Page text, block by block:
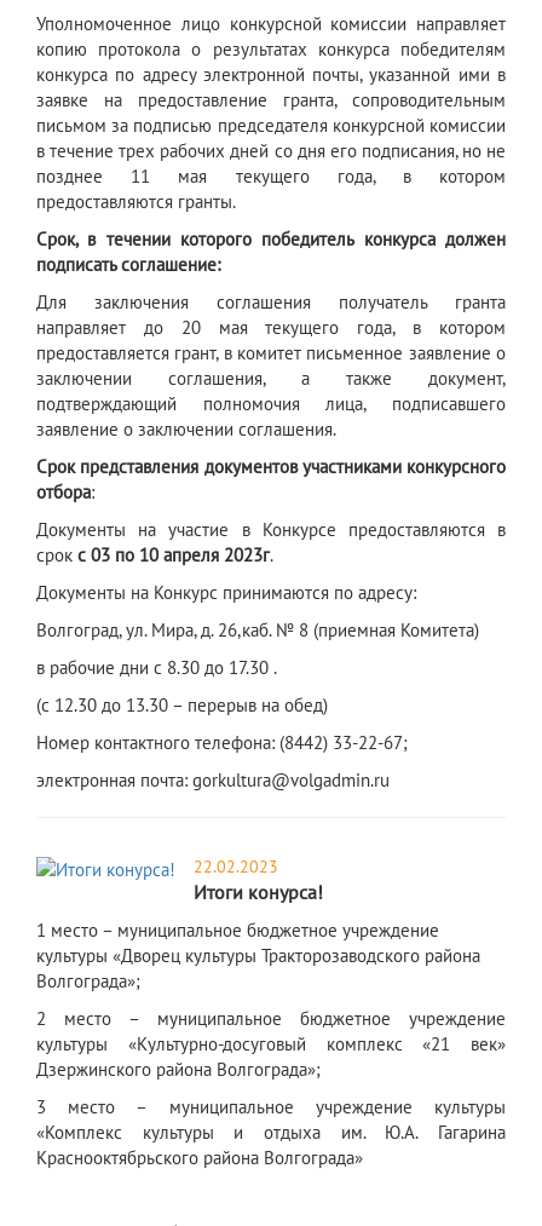
Уполномоченное лицо конкурсной комиссии направляет
копию протокола о результатах конкурса победителям
конкурса по адресу электронной почты, указанной ими в
заявке на предоставление гранта, сопроводительным
письмом за подписью председателя конкурсной комиссии
в течение трех рабочих дней со дня его подписания, но не
позднее 11 мая текущего года, в котором
предоставляются гранты.
Срок, в течении которого победитель конкурса должен
подписать соглашение:
Для заключения соглашения получатель гранта
направляет до 20 мая текущего года, в котором
предоставляется грант, в комитет письменное заявление о
заключении соглашения, а также документ,
подтверждающий полномочия лица, подписавшего
заявление о заключении соглашения.
Срок представления документов участниками конкурсного
отбора:
Документы на участие в Конкурсе предоставляются в
срок с 03 по 10 апреля 2023г.
Документы на Конкурс принимаются по адресу:
Волгоград, ул. Мира, д. 26,каб. № 8 (приемная Комитета)
в рабочие дни с 8.30 до 17.30 .
(с 12.30 до 13.30 – перерыв на обед)
Номер контактного телефона: (8442) 33-22-67;
электронная почта: gorkultura@volgadmin.ru
22.02.2023
Итоги конурса!
1 место – муниципальное бюджетное учреждение
культуры «Дворец культуры Тракторозаводского района
Волгограда»;
2 место – муниципальное бюджетное учреждение
культуры «Культурно-досуговый комплекс «21 век»
Дзержинского района Волгограда»;
3 место – муниципальное учреждение культуры
«Комплекс культуры и отдыха им. Ю.А. Гагарина
Краснооктябрьского района Волгограда»